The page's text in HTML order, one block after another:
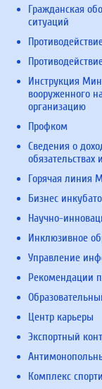
Гражданская
ситуаций
Инструкция
вооруженного
организацию
Профком
Сведения о
обязательствах
Горячая линия
Бизнес
Научно-
Инклюзивное
Управление
Рекомендации
Центр карьеры
Экспортный
Комплекс